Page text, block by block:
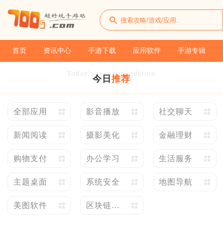
首页 资讯中心 手游下载 应用软件 手游专辑
Today's recommendation
今日 推荐
全部应用 影音播放 社交聊天
新闻阅读 摄影美化 金融理财
购物支付 办公学习 生活服务
主题桌面 系统安全 地图导航
美图软件 区块链应